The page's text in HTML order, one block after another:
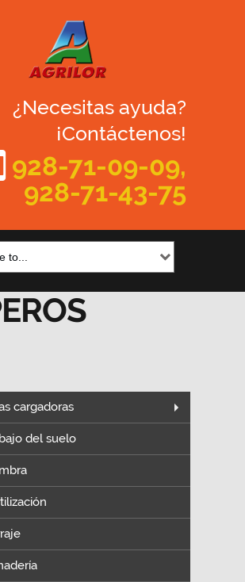
¿Necesitas ayuda?
¡Contáctenos!
928-71-09-09,
928-71-43-75
cargadoras
del suelo